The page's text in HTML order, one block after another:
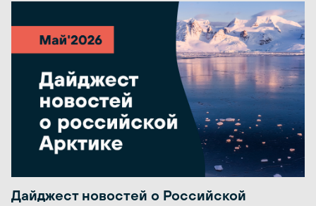
Дайджест новостей о Российской